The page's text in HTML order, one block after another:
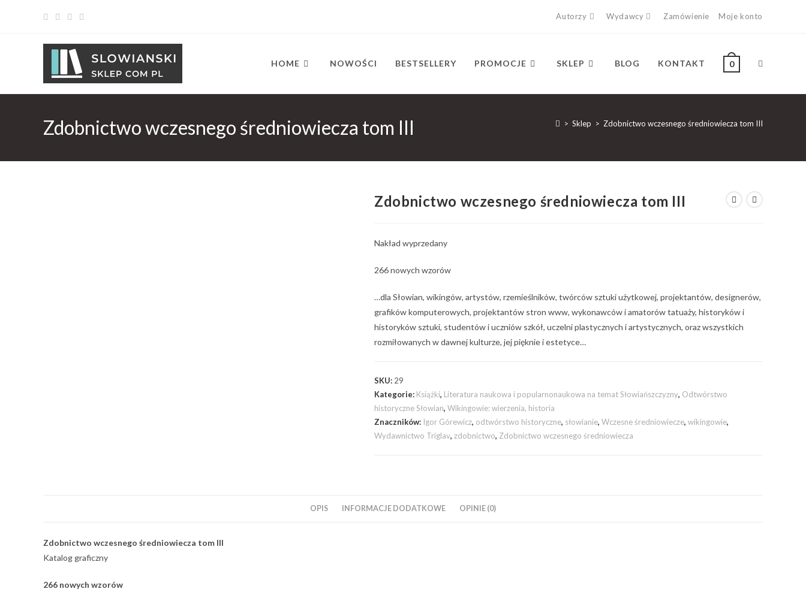
Autorzy Wydawcy Zamówienie Moje konto
HOME NOWOŚCI BESTSELLERY PROMOCJE SKLEP BLOG KONTAKT 0
Zdobnictwo wczesnego średniowiecza tom III > Sklep > Zdobnictwo wczesnego średniowiecza tom III
Zdobnictwo wczesnego średniowiecza tom III
Nakład wyprzedany
266 nowych wzorów
…dla Słowian, wikingów, artystów, rzemieślników, twórców sztuki użytkowej, projektantów, designerów,
grafików komputerowych, projektantów stron www, wykonawców i amatorów tatuaży, historyków i
historyków sztuki, studentów i uczniów szkół, uczelni plastycznych i artystycznych, oraz wszystkich
rozmiłowanych w dawnej kulturze, jej pięknie i estetyce…
SKU: 29
Kategorie: Książki, Literatura naukowa i popularnonaukowa na temat Słowiańszczyzny, Odtwórstwo
historyczne Słowian, Wikingowie: wierzenia, historia
Znaczników: Igor Górewicz, odtwórstwo historyczne, słowianie, Wczesne średniowiecze, wikingowie,
Wydawnictwo Triglav, zdobnictwo, Zdobnictwo wczesnego średniowiecza
OPIS INFORMACJE DODATKOWE OPINIE (0)
Zdobnictwo wczesnego średniowiecza tom III
Katalog graficzny
266 nowych wzorów